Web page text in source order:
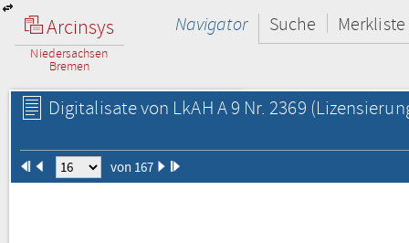
Arcinsys
Niedersachsen
Bremen
Navigator Suche Merkliste
Digitalisate von LkAH A 9 Nr. 2369
von 167